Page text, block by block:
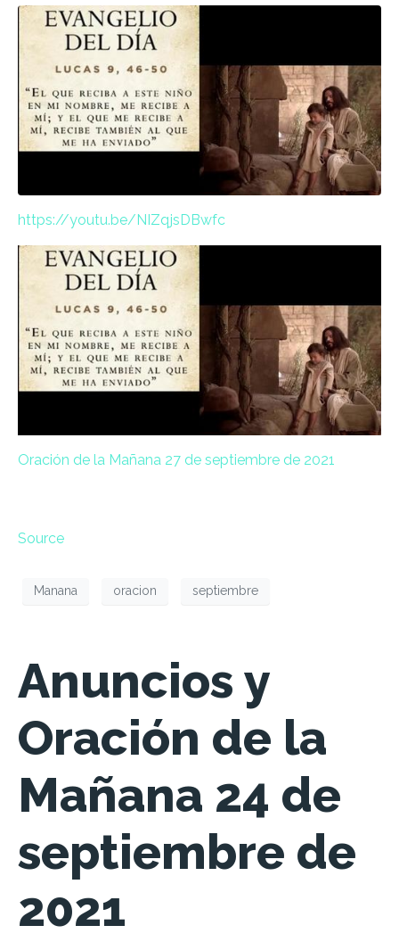
https://youtu.be/NIZqjsDBwfc
Oración de la Mañana 27 de septiembre de 2021
Source
Manana oracion septiembre
Anuncios y
Oración de la
Mañana 24 de
septiembre de
2021